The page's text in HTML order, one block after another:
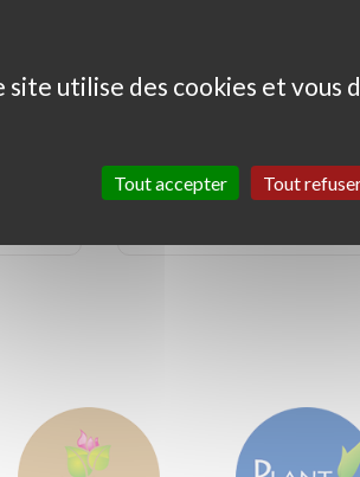
site utilise des cookies et vous
Tout accepter Tout